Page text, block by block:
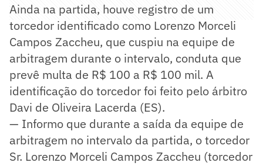
Ainda na partida, houve registro de um
torcedor identificado como Lorenzo Morceli
Campos Zaccheu, que cuspiu na equipe de
arbitragem durante o intervalo, conduta que
prevê multa de R$ 100 a R$ 100 mil. A
identificação do torcedor foi feito pelo árbitro
Davi de Oliveira Lacerda (ES).
— Informo que durante a saída da equipe de
arbitragem no intervalo da partida, o torcedor
Sr. Lorenzo Morceli Campos Zaccheu (torcedor